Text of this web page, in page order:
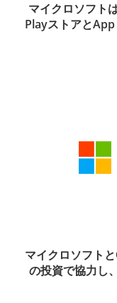
マイクロソフト
Playストアと
マイクロソフト
の投資で協力し